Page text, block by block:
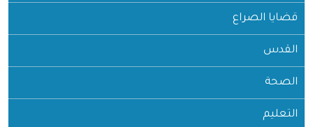
قضايا الصراع
القدس
الصحة
التعليم